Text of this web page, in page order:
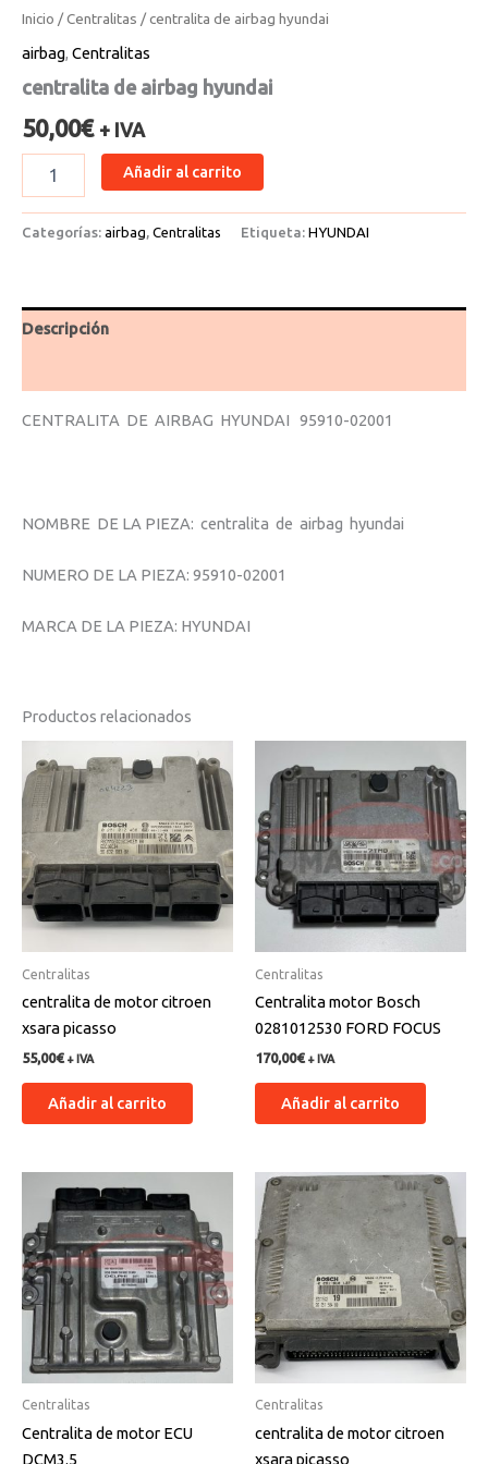
Inicio /Centralitas / centralita de airbag hyundai
airbag, Centralitas
centralita de airbag hyundai
50,00€ + IVA
Añadir al carrito
Categorías: airbag, Centralitas Etiqueta: HYUNDAI
Descripción
CENTRALITA DE AIRBAG HYUNDAI 95910-02001
NOMBRE DE LA PIEZA: centralita de airbag hyundai
NUMERO DE LA PIEZA: 95910-02001
MARCA DE LA PIEZA: HYUNDAI
Productos relacionados
Centralitas
centralita de motor citroen
xsara picasso
55,00€ + IVA
Añadir al carrito
Centralitas
Centralita motor Bosch
0281012530 FORD FOCUS
170,00€ + IVA
Añadir al carrito
Centralitas
Centralita de motor ECU
DCM3.5
Centralitas
centralita de motor citroen
xsara picasso